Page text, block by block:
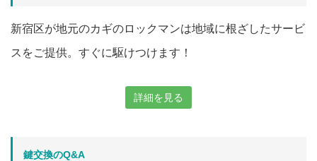
新宿区が地元のカギのロックマンは地域に根ざしたサービ
スをご提供。すぐに駆けつけます！
詳細を見る
鍵交換のQ&A